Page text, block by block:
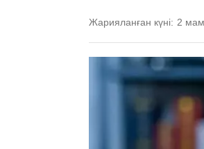
Жарияланған күні: 2